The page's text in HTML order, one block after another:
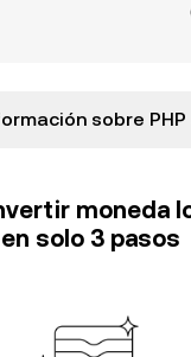
sobre PHP
moneda
en solo 3 pasos